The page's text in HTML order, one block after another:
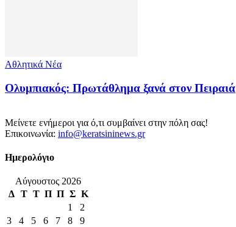
Αθλητικά Νέα
Ολυμπιακός: Πρωτάθλημα ξανά στον Πειραιά
Μείνετε ενήμεροι για ό,τι συμβαίνει στην πόλη σας!
Επικοινωνία: info@keratsininews.gr
Ημερολόγιο
Αύγουστος 2026
Δ Τ Τ Π Π Σ Κ
1
2
3
4 5 6 7 8
9